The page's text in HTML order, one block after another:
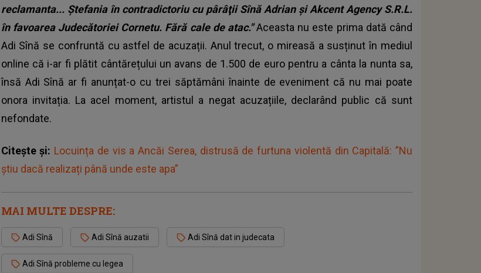
reclamanta... Ştefania în contradictoriu cu pârâţii Sînă Adrian şi Akcent Agency S.R.L.
în favoarea Judecătoriei Cornetu. Fără cale de atac."Aceasta nu este prima dată când
Adi Sînă se confruntă cu astfel de acuzații. Anul trecut, o mireasă a susținut în mediul
online că i-ar fi plătit cântărețului un avans de 1.500 de euro pentru a cânta la nunta sa,
însă Adi Sînă ar fi anunțat-o cu trei săptămâni înainte de eveniment că nu mai poate
onora invitația. La acel moment, artistul a negat acuzațiile, declarând public că sunt
nefondate.
Citește și: Locuința de vis a Ancăi Serea, distrusă de furtuna violentă din Capitală: ”Nu
știu dacă realizați până unde este apa”
MAI MULTE DESPRE:
Adi Sînă Adi Sînă auzatii Adi Sînă dat in judecata
Adi Sînă probleme cu legea